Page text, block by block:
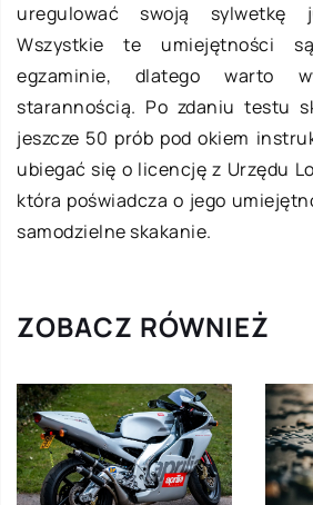
uregulować swoją sylwetkę
Wszystkie te umiejętności
egzaminie, dlatego warto
starannością. Po zdaniu testu
jeszcze 50 prób pod okiem
ubiegać się o licencję z Urzędu
która poświadcza o jego
samodzielne skakanie.
ZOBACZ RÓWNIEŻ